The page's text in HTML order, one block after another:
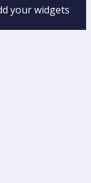
your widgets